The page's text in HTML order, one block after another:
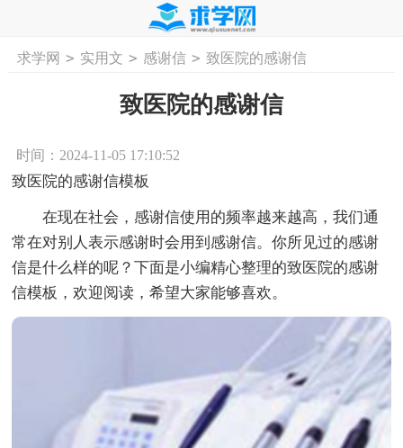
首页 工作计划 活动计划 学习计划
求学网 > 实用文 > 感谢信 > 致医院的感谢信
致医院的感谢信
时间：2024-11-05 17:10:52
致医院的感谢信模板
在现在社会，感谢信使用的频率越来越高，我们通
常在对别人表示感谢时会用到感谢信。你所见过的感谢
信是什么样的呢？下面是小编精心整理的致医院的感谢
信模板，欢迎阅读，希望大家能够喜欢。